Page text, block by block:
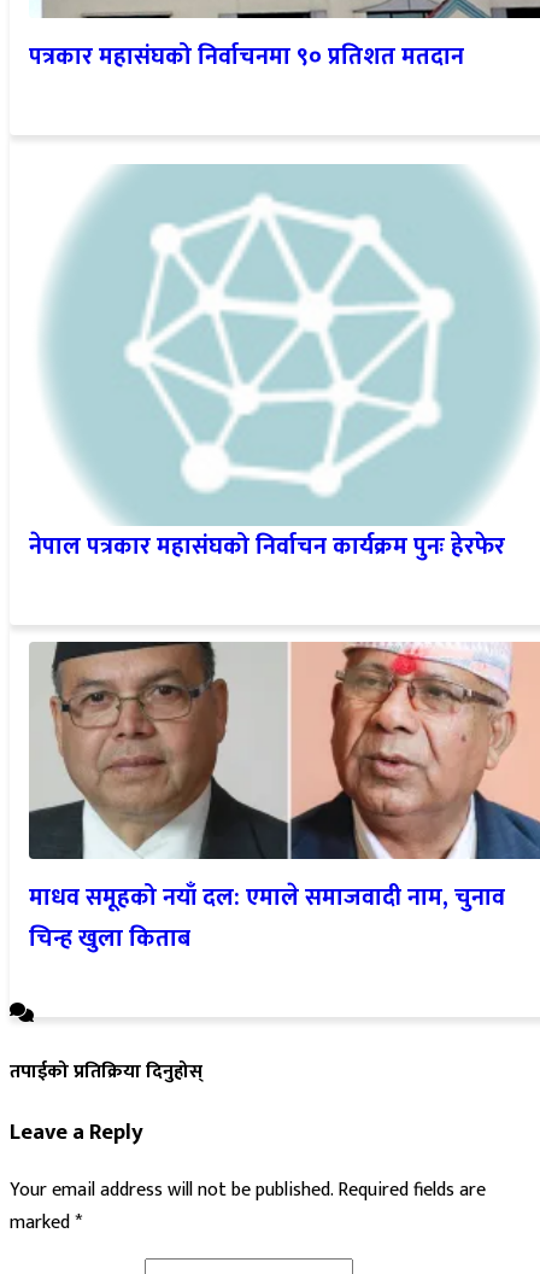
पत्रकार महासंघको निर्वाचनमा ९० प्रतिशत मतदान
नेपाल पत्रकार महासंघको निर्वाचन कार्यक्रम पुनः हेरफेर
माधव समूहको नयाँ दल: एमाले समाजवादी नाम, चुनाव
चिन्ह खुला किताब
तपाईको प्रतिक्रिया दिनुहोस्
Leave a Reply
Your email address will not be published.Required fields are
marked*